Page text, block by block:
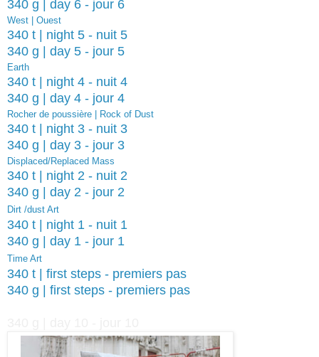
340 g | day 6 - jour 6
West | Ouest
340 t | night 5 - nuit 5
340 g | day 5 - jour 5
Earth
340 t | night 4 - nuit 4
340 g | day 4 - jour 4
Rocher de poussière | Rock of Dust
340 t | night 3 - nuit 3
340 g | day 3 - jour 3
Displaced/Replaced Mass
340 t | night 2 - nuit 2
340 g | day 2 - jour 2
Dirt /dust Art
340 t | night 1 - nuit 1
340 g | day 1 - jour 1
Time Art
340 t | first steps - premiers pas
340 g | first steps - premiers pas